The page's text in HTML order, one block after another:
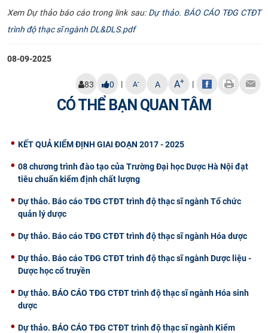
Xem Dự thảo báo cáo trong link sau: Dự thảo. BÁO CÁO TĐG CTĐT
trình độ thạc sĩ ngành DL&DLS.pdf
08-09-2025
83 0 | A- A A+ |
CÓ THỂ BẠN QUAN TÂM
KẾT QUẢ KIỂM ĐỊNH GIAI ĐOẠN 2017 - 2025
08 chương trình đào tạo của Trường Đại học Dược Hà Nội đạt
tiêu chuẩn kiểm định chất lượng
Dự thảo. Báo cáo TĐG CTĐT trình độ thạc sĩ ngành Tổ chức
quản lý dược
Dự thảo. Báo cáo TĐG CTĐT trình độ thạc sĩ ngành Hóa dược
Dự thảo. Báo cáo TĐG CTĐT trình độ thạc sĩ ngành Dược liệu -
Dược học cổ truyền
Dự thảo. BÁO CÁO TĐG CTĐT trình độ thạc sĩ ngành Hóa sinh
dược
Dự thảo. BÁO CÁO TĐG CTĐT trình độ thạc sĩ ngành Kiểm